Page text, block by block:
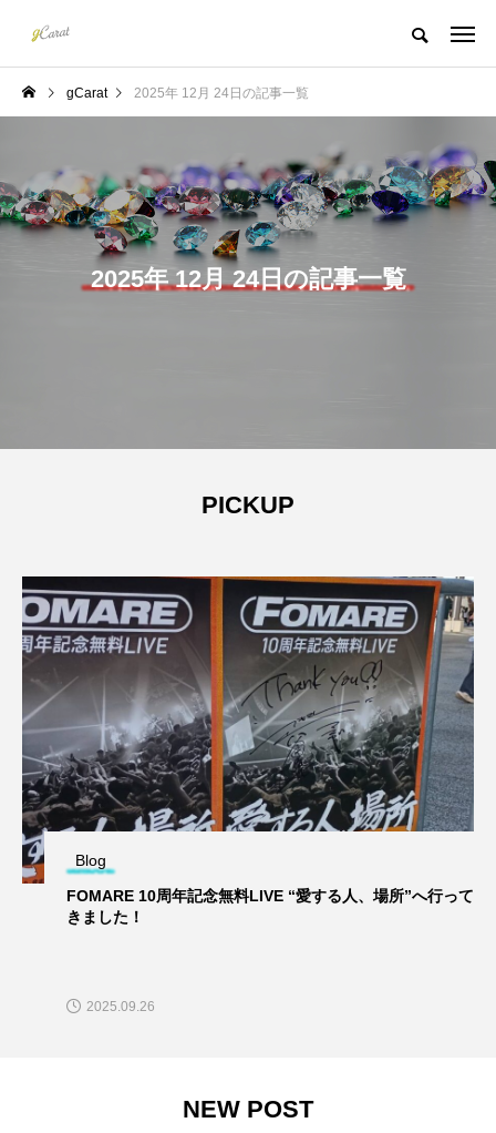
gCarat 2025年 12月 24日の記事一覧
2025年 12月 24日の記事一覧
PICKUP
Blog
FOMARE 10周年記念無料LIVE “愛する人、場所”へ行って
きました！
2025.09.26
NEW POST